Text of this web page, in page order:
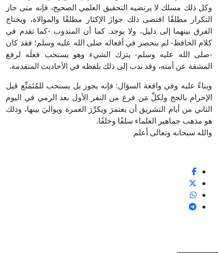
وكل ذلك مسلك لا يرتضيه التحقيق العلمي الصحيح، فإنه متى جاز
التكرار مطلقًا اقتضى ذلك جوازَ الإكثار مطلقًا والموالاة، ويحتاج
الفرق بينهما إلى دليل، ولا يوجد. كما أن المندوب -كما تقدم في
كلام الحافظ- لم ينحصر في أفعاله صلى الله عليه وسلم؛ فقد كان
-صلى الله عليه وسلم- يترك الشيء وهو يستحب فعلَه لرفع
المشقة عن أمته، وقد ندب إلى ذلك بلفظه في الأحاديث المتقدمة.
وبناءً عليه وفي واقعة السؤال: فإنه يجوز بل يستحب للمُتَمَتِّع قبل
الإحرام بالحج ولكلِّ مَن فرغ من النفر الأول بعد الرمي في اليوم
الثاني من أيام التشريق أن يعتمرَ ويكرِّرَ العمرة ويواليَ بينها، وذلك
هو مذهب جماهير العلماء سلفًا وخلفًا.
والله سبحانه وتعالى أعلم